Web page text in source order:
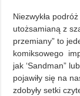
Niezwykła
utożsamianą z
przemiany” to
komiksowego
jak ‘Sandman”
pojawiły się na
zdobyły setki